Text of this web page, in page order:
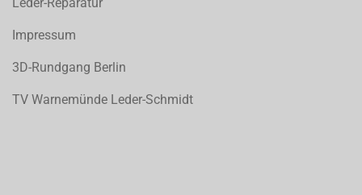
Impressum
3D-Rundgang Berlin
TV Warnemünde Leder-Schmidt